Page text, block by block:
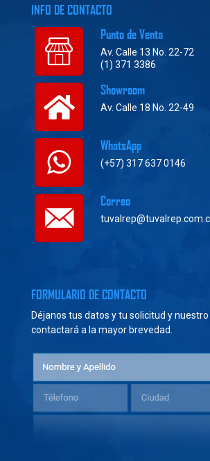
INFO DE CONTACTO
Punto de Venta
Av. Calle 13 No. 22-72
(1) 371 3386
Showroom
Av. Calle 18 No. 22-49
WhatsApp
(+57) 317 637 0146
Correo
FORMULARIO DE CONTACTO
Déjanos tus datos y tu solicitud y
contactará a la mayor brevedad.